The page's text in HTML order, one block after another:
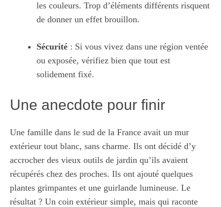
les couleurs. Trop d’éléments différents risquent
de donner un effet brouillon.
Sécurité : Si vous vivez dans une région ventée
ou exposée, vérifiez bien que tout est
solidement fixé.
Une anecdote pour finir
Une famille dans le sud de la France avait un mur
extérieur tout blanc, sans charme. Ils ont décidé d’y
accrocher des vieux outils de jardin qu’ils avaient
récupérés chez des proches. Ils ont ajouté quelques
plantes grimpantes et une guirlande lumineuse. Le
résultat ? Un coin extérieur simple, mais qui raconte